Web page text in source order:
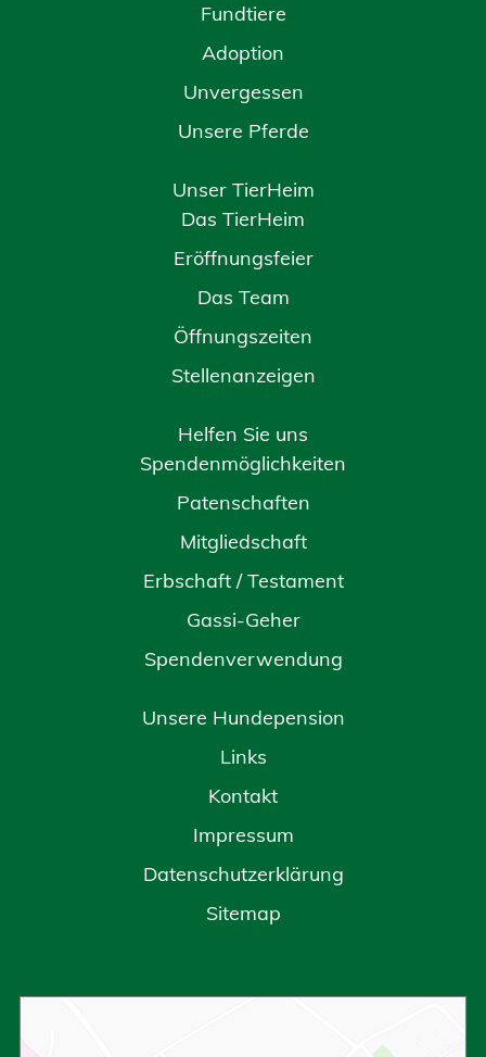
Fundtiere
Adoption
Unvergessen
Unsere Pferde
Unser TierHeim
Das TierHeim
Eröffnungsfeier
Das Team
Öffnungszeiten
Stellenanzeigen
Helfen Sie uns
Spendenmöglichkeiten
Patenschaften
Mitgliedschaft
Erbschaft / Testament
Gassi-Geher
Spendenverwendung
Unsere Hundepension
Links
Kontakt
Impressum
Datenschutzerklärung
Sitemap